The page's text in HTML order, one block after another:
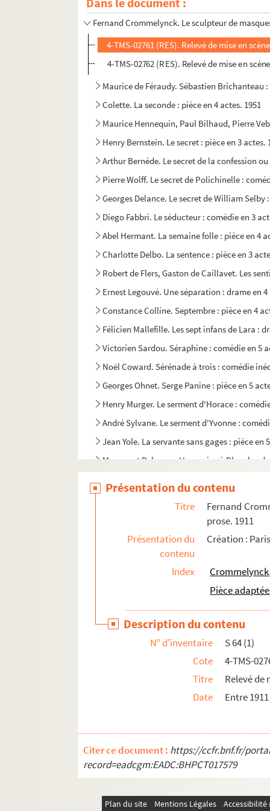
Henry Bataille. Le scandale : pièce en 4
Fernand Crommelynck. Le sculpteur de
4-TMS-02761 (RES). Relevé de mise en
4-TMS-02762 (RES). Relevé de mise en
Maurice de Féraudy. Sébastien Brichanteau
Colette. La seconde : pièce en 4 actes. 1951
Maurice Hennequin, Paul Bilhaud, Pierre
Henry Bernstein. Le secret : pièce en 3 actes.
Arthur Bernède. Le secret de la confession
Pierre Wolff. Le secret de Polichinelle :
Georges Delance. Le secret de William
Diego Fabbri. Le séducteur : comédie en 3
Abel Hermant. La semaine folle : pièce en 4
Charlotte Delbo. La sentence : pièce en 3
Robert de Flers, Gaston de Caillavet. Les
Ernest Legouvé. Une séparation : drame en 4
Constance Colline. Septembre : pièce en 4
Félicien Mallefille. Les sept infans de Lara :
Victorien Sardou. Séraphine : comédie en 5
Noël Coward. Sérénade à trois : comédie
Georges Ohnet. Serge Panine : pièce en 5
Henry Murger. Le serment d'Horace :
André Sylvane. Le serment d'Yvonne :
Jean Yole. La servante sans gages : pièce en
Moreau et Delacour. Un service à Blanchard
Henri Duvernois. Seul : comédie en 1 acte.
Fred Tomy et Francis Gally. Seul... enfin ! :
François Coppée. Severo Torelli : drame en
Pierre Sabatier, Blanche Enia. Sex-appeal :
Édouard Bourdet. Le sexe faible : pièce en 3
Pierre Decourcelle. Sherlock Holmes : pièce
Paul Géraldy, Robert Spitzer. Si je voulais :
Adolphe Lepailleur. Le siège de Paris :
Jean Giraudoux. Siegfried : pièce en 4 actes.
Roger-Ferdinand. Le signe de Kikota :
Jacques Deval. Signor Bracoli : pièce en 3
Maurice Magre. Sin : féerie chinoise en 3
Pierre de Marivaux. Les sincères : comédie
René Fauchois. Le singe qui parle : comédie
Présentation du contenu
Titre
Fernand
prose. 1911
Présentation du
contenu
Création :
Index
Pièce
Description du contenu
N° d'inventaire
S 64 (1)
Cote
4-TMS-
Titre
Relevé de
Date
Entre
Citer ce document : https://ccfr.bnf.fr/
record=eadcgm:EADC:BHPCT017579
Plan du site Mentions Légales